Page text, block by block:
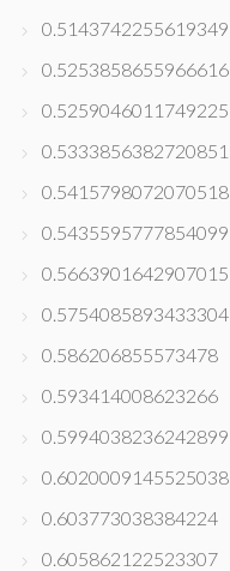
0.5143742255619349
0.5253858655966616
0.5259046011749225
0.5333856382720851
0.5415798072070518
0.5435595777854099
0.5663901642907015
0.5754085893433304
0.586206855573478
0.593414008623266
0.5994038236242899
0.6020009145525038
0.603773038384224
0.605862122523307